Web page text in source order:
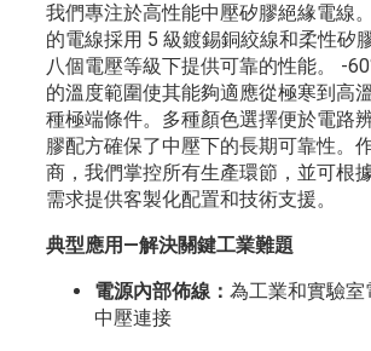
我們專注於高性能中壓矽膠絕緣電線
的電線採用 5 級鍍錫銅絞線和柔性矽
八個電壓等級下提供可靠的性能。 -
的溫度範圍使其能夠適應從極寒到高
種極端條件。多種顏色選擇便於電路
膠配方確保了中壓下的長期可靠性。
商，我們掌控所有生產環節，並可根
需求提供客製化配置和技術支援。
典型應用—解決關鍵工業難題
電源內部佈線： 為工業和實驗
中壓連接